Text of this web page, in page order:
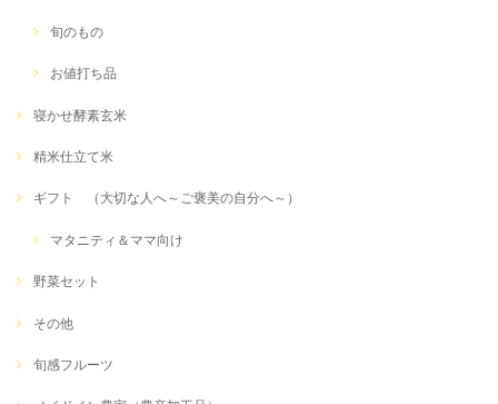
旬のもの
お値打ち品
寝かせ酵素玄米
精米仕立て米
ギフト （大切な人へ～ご褒美の自分へ～）
マタニティ＆ママ向け
野菜セット
その他
旬感フルーツ